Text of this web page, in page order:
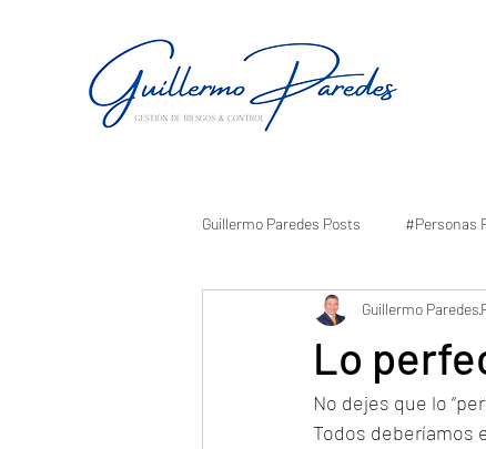
Guillermo Paredes Posts #Personas
Lo
Guillermo Paredes
No dejes que lo
Todos deberíamos